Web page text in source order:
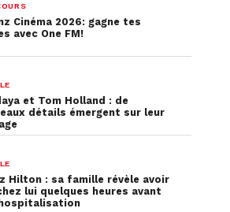
Cinéma 2026: gagne tes
avec One FM!
et Tom Holland : de
détails émergent sur leur
Hilton : sa famille révèle avoir
lui quelques heures avant